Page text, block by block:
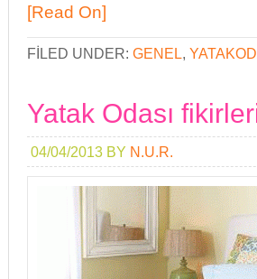
[Read On]
FILED UNDER: GENEL,
Yatak Odası
04/04/2013 BY N.U.R.